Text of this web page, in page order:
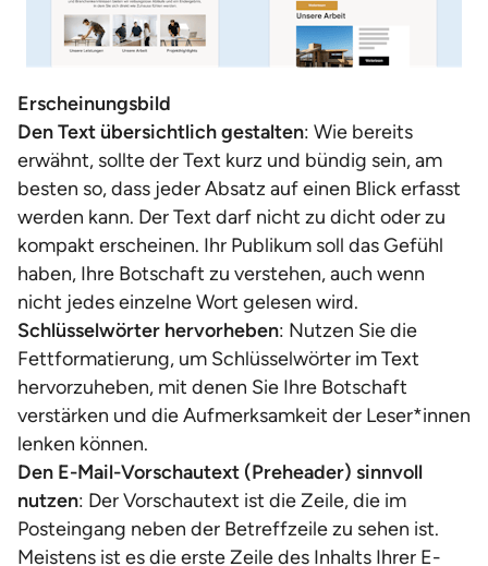
Erscheinungsbild
Den Text übersichtlich gestalten: Wie bereits
erwähnt, sollte der Text kurz und bündig sein, am
besten so, dass jeder Absatz auf einen Blick erfasst
werden kann. Der Text darf nicht zu dicht oder zu
kompakt erscheinen. Ihr Publikum soll das Gefühl
haben, Ihre Botschaft zu verstehen, auch wenn
nicht jedes einzelne Wort gelesen wird.
Schlüsselwörter hervorheben: Nutzen Sie die
Fettformatierung, um Schlüsselwörter im Text
hervorzuheben, mit denen Sie Ihre Botschaft
verstärken und die Aufmerksamkeit der Leser*innen
lenken können.
Den E-Mail-Vorschautext (Preheader) sinnvoll
nutzen: Der Vorschautext ist die Zeile, die im
Posteingang neben der Betreffzeile zu sehen ist.
Meistens ist es die erste Zeile des Inhalts Ihrer E-